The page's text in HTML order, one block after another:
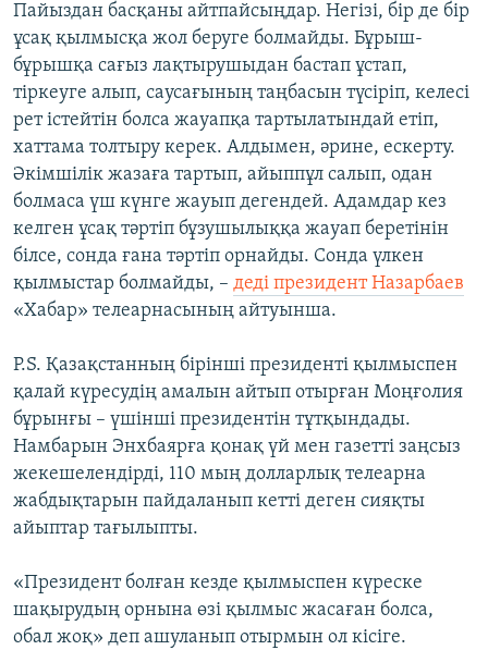
Пайыздан басқаны айтпайсыңдар. Негізі, бір де бір
ұсақ қылмысқа жол беруге болмайды. Бұрыш-
бұрышқа сағыз лақтырушыдан бастап ұстап,
тіркеуге алып, саусағының таңбасын түсіріп, келесі
рет істейтін болса жауапқа тартылатындай етіп,
хаттама толтыру керек. Алдымен, әрине, ескерту.
Әкімшілік жазаға тартып, айыппұл салып, одан
болмаса үш күнге жауып дегендей. Адамдар кез
келген ұсақ тәртіп бұзушылыққа жауап беретінін
білсе, сонда ғана тәртіп орнайды. Сонда үлкен
қылмыстар болмайды, – деді президент Назарбаев
«Хабар» телеарнасының айтуынша.
P.S. Қазақстанның бірінші президенті қылмыспен
қалай күресудің амалын айтып отырған Моңғолия
бұрынғы – үшінші президентін тұтқындады.
Намбарын Энхбаярға қонақ үй мен газетті заңсыз
жекешелендірді, 110 мың долларлық телеарна
жабдықтарын пайдаланып кетті деген сияқты
айыптар тағылыпты.
«Президент болған кезде қылмыспен күреске
шақырудың орнына өзі қылмыс жасаған болса,
обал жоқ» деп ашуланып отырмын ол кісіге.